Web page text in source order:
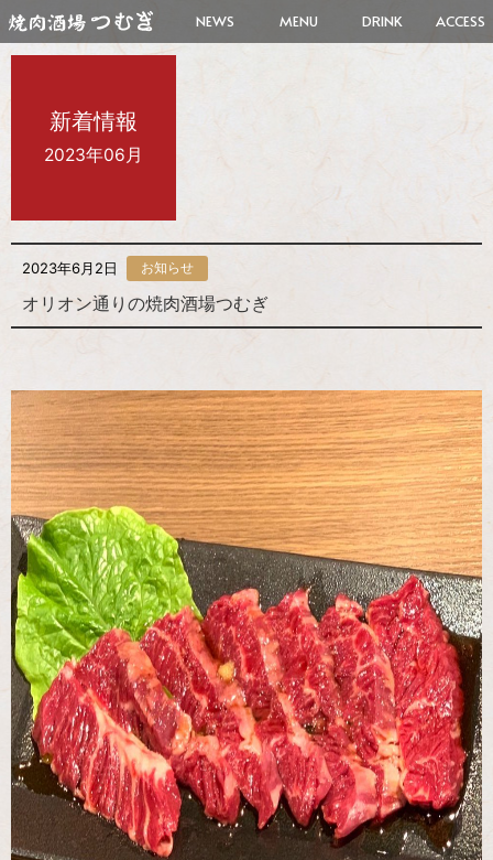
新着情報
2023年06月
2023年6月2日 お知らせ
オリオン通りの焼肉酒場つむぎ
NEWS MENU DRINK ACCESS